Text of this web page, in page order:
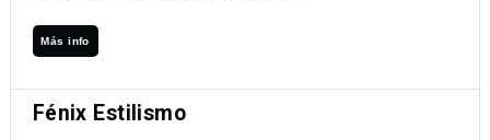
Más info
Fénix Estilismo